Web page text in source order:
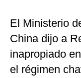
El Ministerio
China dijo a
inapropiado
el régimen